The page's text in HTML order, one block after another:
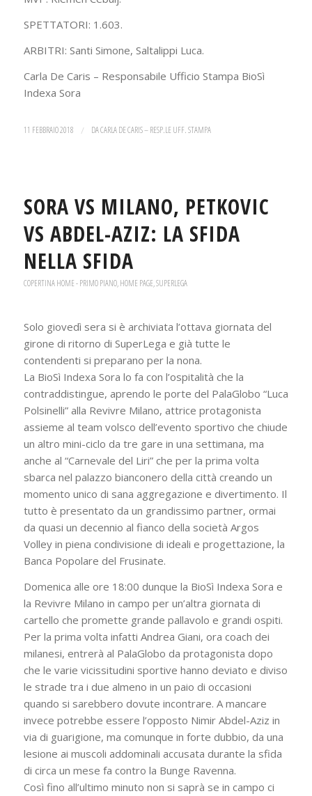
SPETTATORI: 1.603.
ARBITRI: Santi Simone, Saltalippi Luca.
Carla De Caris – Responsabile Ufficio Stampa BioSì
Indexa Sora
11 FEBBRAIO 2018 / DACARLA DE CARIS – RESP.LE UFF. STAMPA
SORA VS MILANO, PETKOVIC
VS ABDEL-AZIZ: LA SFIDA
NELLA SFIDA
COPERTINA HOME - PRIMO PIANO,HOME PAGE,SUPERLEGA
Solo giovedì sera si è archiviata l’ottava giornata del
girone di ritorno di SuperLega e già tutte le
contendenti si preparano per la nona.
La BioSì Indexa Sora lo fa con l’ospitalità che la
contraddistingue, aprendo le porte del PalaGlobo “Luca
Polsinelli” alla Revivre Milano, attrice protagonista
assieme al team volsco dell’evento sportivo che chiude
un altro mini-ciclo da tre gare in una settimana, ma
anche al “Carnevale del Liri” che per la prima volta
sbarca nel palazzo bianconero della città creando un
momento unico di sana aggregazione e divertimento. Il
tutto è presentato da un grandissimo partner, ormai
da quasi un decennio al fianco della società Argos
Volley in piena condivisione di ideali e progettazione, la
Banca Popolare del Frusinate.
Domenica alle ore 18:00 dunque la BioSì Indexa Sora e
la Revivre Milano in campo per un’altra giornata di
cartello che promette grande pallavolo e grandi ospiti.
Per la prima volta infatti Andrea Giani, ora coach dei
milanesi, entrerà al PalaGlobo da protagonista dopo
che le varie vicissitudini sportive hanno deviato e diviso
le strade tra i due almeno in un paio di occasioni
quando si sarebbero dovute incontrare. A mancare
invece potrebbe essere l’opposto Nimir Abdel-Aziz in
via di guarigione, ma comunque in forte dubbio, da una
lesione ai muscoli addominali accusata durante la sfida
di circa un mese fa contro la Bunge Ravenna.
Così fino all’ultimo minuto non si saprà se in campo ci